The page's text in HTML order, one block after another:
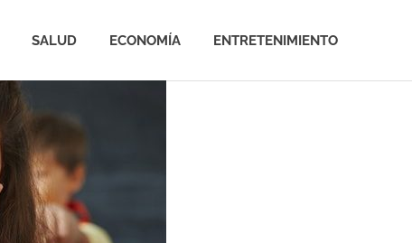
SALUD ECONOMÍA ENTRETENIMIENTO